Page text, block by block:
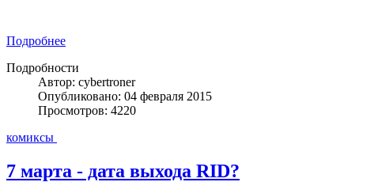
Подробнее
Подробности
Автор: cybertroner
Опубликовано: 04 февраля 2015
Просмотров: 4220
комиксы
7 марта - дата выхода RID?